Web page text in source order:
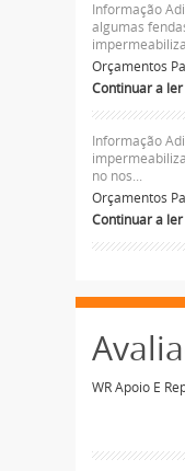
Informação
algumas
Orçamentos
Continuar a ler
Informação
no nos...
Orçamentos
Continuar a ler
WR Apoio E